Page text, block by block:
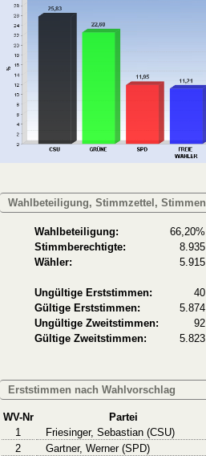
Wahlbeteiligung, Stimmzettel, Stimmen
Wahlbeteiligung:
66,20%
Stimmberechtigte:
8.935
Wähler:
5.915
Ungültige Erststimmen:
40
Gültige Erststimmen:
5.874
Ungültige Zweitstimmen:
92
Gültige Zweitstimmen:
5.823
Erststimmen nach Wahlvorschlag
WV-Nr Partei
1
Friesinger, Sebastian (CSU)
2
Gartner, Werner (SPD)